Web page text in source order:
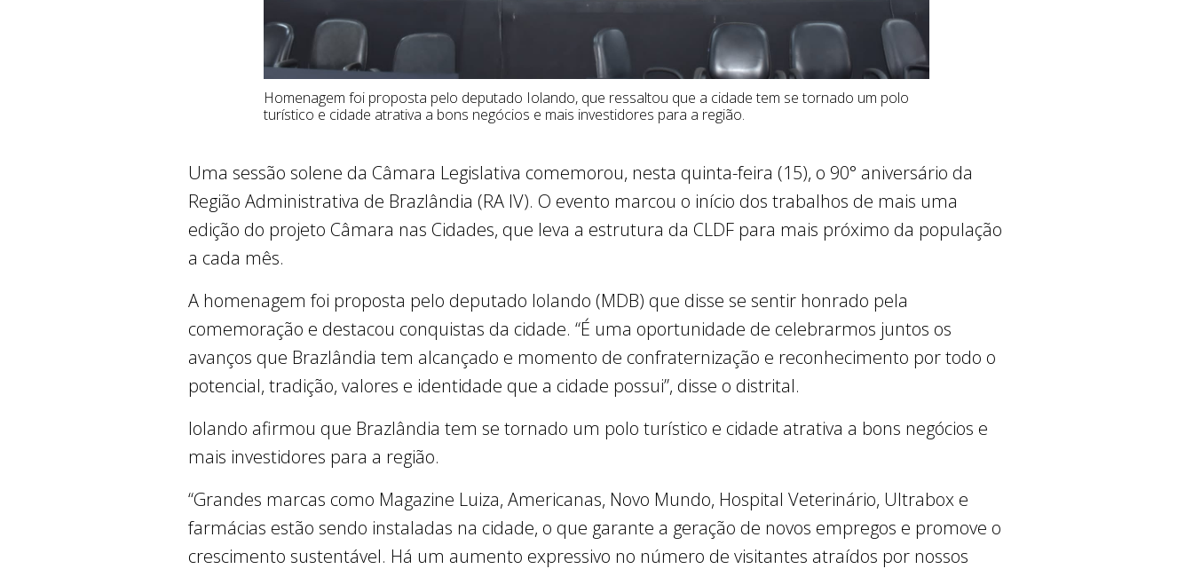
Homenagem foi proposta pelo deputado Iolando, que ressaltou que a cidade tem se tornado um polo
turístico e cidade atrativa a bons negócios e mais investidores para a região.
Uma sessão solene da Câmara Legislativa comemorou, nesta quinta-feira (15), o 90° aniversário da
Região Administrativa de Brazlândia (RA IV). O evento marcou o início dos trabalhos de mais uma
edição do projeto Câmara nas Cidades, que leva a estrutura da CLDF para mais próximo da população
a cada mês.
A homenagem foi proposta pelo deputado Iolando (MDB) que disse se sentir honrado pela
comemoração e destacou conquistas da cidade. “É uma oportunidade de celebrarmos juntos os
avanços que Brazlândia tem alcançado e momento de confraternização e reconhecimento por todo o
potencial, tradição, valores e identidade que a cidade possui”, disse o distrital.
Iolando afirmou que Brazlândia tem se tornado um polo turístico e cidade atrativa a bons negócios e
mais investidores para a região.
“Grandes marcas como Magazine Luiza, Americanas, Novo Mundo, Hospital Veterinário, Ultrabox e
farmácias estão sendo instaladas na cidade, o que garante a geração de novos empregos e promove o
crescimento sustentável. Há um aumento expressivo no número de visitantes atraídos por nossos